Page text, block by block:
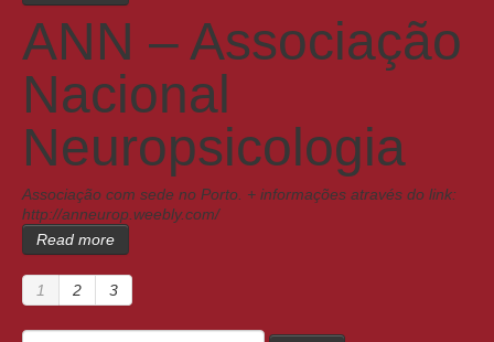
ANN – Associação
Nacional
Neuropsicologia
Associação com sede no Porto. + informações através do link:
http://anneurop.weebly.com/
Read more
1 2 3